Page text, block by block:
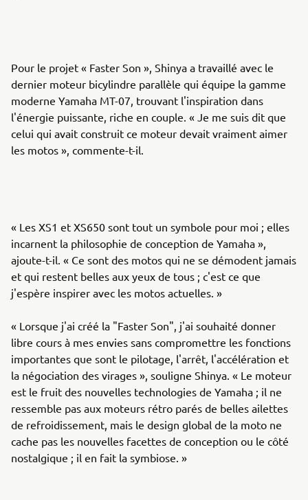
Pour le projet « Faster Son », Shinya a travaillé avec le
dernier moteur bicylindre parallèle qui équipe la gamme
moderne Yamaha MT-07, trouvant l'inspiration dans
l'énergie puissante, riche en couple. « Je me suis dit que
celui qui avait construit ce moteur devait vraiment aimer
les motos », commente-t-il.
« Les XS1 et XS650 sont tout un symbole pour moi ; elles
incarnent la philosophie de conception de Yamaha »,
ajoute-t-il. « Ce sont des motos qui ne se démodent jamais
et qui restent belles aux yeux de tous ; c'est ce que
j'espère inspirer avec les motos actuelles. »
« Lorsque j'ai créé la "Faster Son", j'ai souhaité donner
libre cours à mes envies sans compromettre les fonctions
importantes que sont le pilotage, l'arrêt, l'accélération et
la négociation des virages », souligne Shinya. « Le moteur
est le fruit des nouvelles technologies de Yamaha ; il ne
ressemble pas aux moteurs rétro parés de belles ailettes
de refroidissement, mais le design global de la moto ne
cache pas les nouvelles facettes de conception ou le côté
nostalgique ; il en fait la symbiose. »